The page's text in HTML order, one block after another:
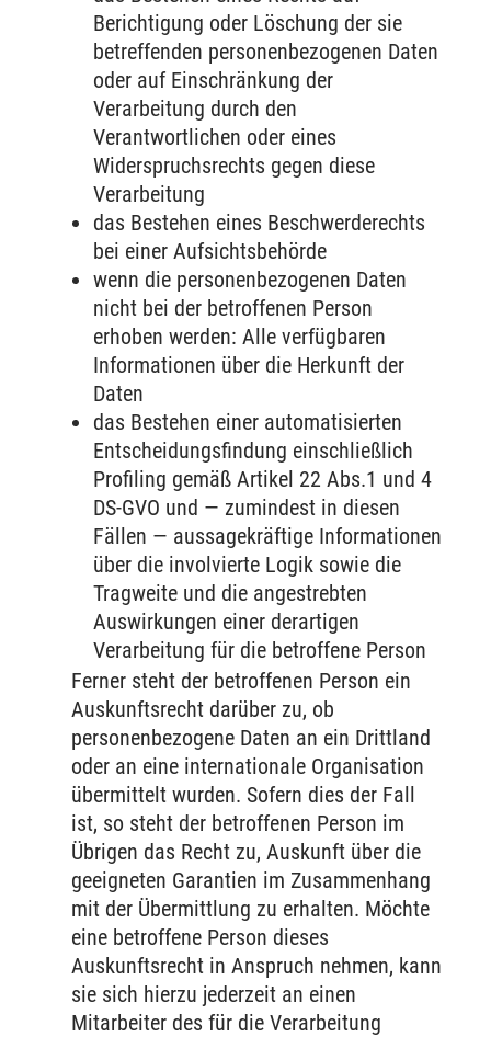
Berichtigung oder Löschung der sie
betreffenden personenbezogenen Daten
oder auf Einschränkung der
Verarbeitung durch den
Verantwortlichen oder eines
Widerspruchsrechts gegen diese
Verarbeitung
das Bestehen eines Beschwerderechts
bei einer Aufsichtsbehörde
wenn die personenbezogenen Daten
nicht bei der betroffenen Person
erhoben werden: Alle verfügbaren
Informationen über die Herkunft der
Daten
das Bestehen einer automatisierten
Entscheidungsfindung einschließlich
Profiling gemäß Artikel 22 Abs.1 und 4
DS-GVO und — zumindest in diesen
Fällen — aussagekräftige Informationen
über die involvierte Logik sowie die
Tragweite und die angestrebten
Auswirkungen einer derartigen
Verarbeitung für die betroffene Person
Ferner steht der betroffenen Person ein
Auskunftsrecht darüber zu, ob
personenbezogene Daten an ein Drittland
oder an eine internationale Organisation
übermittelt wurden. Sofern dies der Fall
ist, so steht der betroffenen Person im
Übrigen das Recht zu, Auskunft über die
geeigneten Garantien im Zusammenhang
mit der Übermittlung zu erhalten. Möchte
eine betroffene Person dieses
Auskunftsrecht in Anspruch nehmen, kann
sie sich hierzu jederzeit an einen
Mitarbeiter des für die Verarbeitung